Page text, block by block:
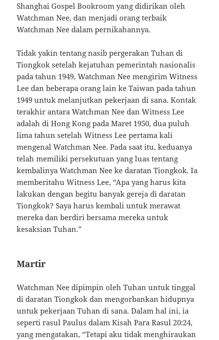
Shanghai Gospel Bookroom yang didirikan oleh
Watchman Nee, dan menjadi orang terbaik
Watchman Nee dalam pernikahannya.
Tidak yakin tentang nasib pergerakan Tuhan di
Tiongkok setelah kejatuhan pemerintah nasionalis
pada tahun 1949, Watchman Nee mengirim Witness
Lee dan beberapa orang lain ke Taiwan pada tahun
1949 untuk melanjutkan pekerjaan di sana. Kontak
terakhir antara Watchman Nee dan Witness Lee
adalah di Hong Kong pada Maret 1950, dua puluh
lima tahun setelah Witness Lee pertama kali
mengenal Watchman Nee. Pada saat itu, keduanya
telah memiliki persekutuan yang luas tentang
kembalinya Watchman Nee ke daratan Tiongkok. Ia
memberitahu Witness Lee, “Apa yang harus kita
lakukan dengan begitu banyak gereja di daratan
Tiongkok? Saya harus kembali untuk merawat
mereka dan berdiri bersama mereka untuk
kesaksian Tuhan.”
Martir
Watchman Nee dipimpin oleh Tuhan untuk tinggal
di daratan Tiongkok dan mengorbankan hidupnya
untuk pekerjaan Tuhan di sana. Dalam hal ini, ia
seperti rasul Paulus dalam Kisah Para Rasul 20:24,
yang mengatakan, “Tetapi aku tidak menghiraukan